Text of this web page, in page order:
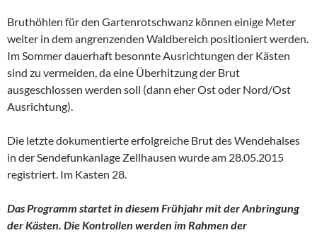
Bruthöhlen für den Gartenrotschwanz können einige Meter
weiter in dem angrenzenden Waldbereich positioniert werden.
Im Sommer dauerhaft besonnte Ausrichtungen der Kästen
sind zu vermeiden, da eine Überhitzung der Brut
ausgeschlossen werden soll (dann eher Ost oder Nord/Ost
Ausrichtung).
Die letzte dokumentierte erfolgreiche Brut des Wendehalses
in der Sendefunkanlage Zellhausen wurde am 28.05.2015
registriert. Im Kasten 28.
Das Programm startet in diesem Frühjahr mit der Anbringung
der Kästen. Die Kontrollen werden im Rahmen der